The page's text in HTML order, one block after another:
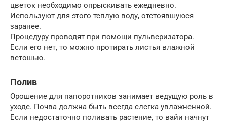
цветок необходимо опрыскивать ежедневно.
Используют для этого теплую воду, отстоявшуюся
заранее.
Процедуру проводят при помощи пульверизатора.
Если его нет, то можно протирать листья влажной
ветошью.
Полив
Орошение для папоротников занимает ведущую роль в
уходе. Почва должна быть всегда слегка увлажненной.
Если недостаточно поливать растение, то вайи начнут